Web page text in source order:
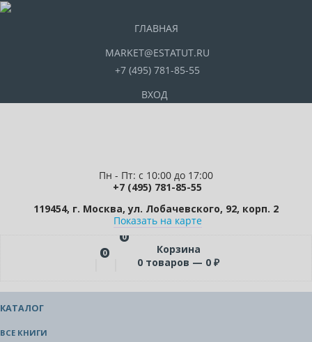
ГЛАВНАЯ
MARKET@ESTATUT.RU
+7 (495) 781-85-55
ВХОД
Пн - Пт: с 10:00 до 17:00
+7 (495) 781-85-55
119454, г. Москва, ул. Лобачевского, 92, корп. 2
Показать на карте
0
0
Корзина
0 товаров — 0 ₽
КАТАЛОГ
ВСЕ КНИГИ